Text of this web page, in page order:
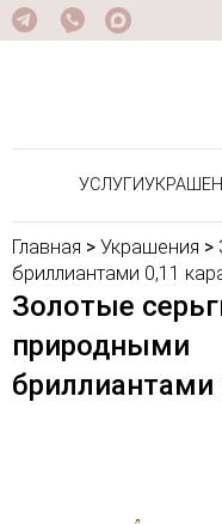
УСЛУГИ
Главная > Украшения >
бриллиантами 0,11
Золотые
природными
бриллиантами